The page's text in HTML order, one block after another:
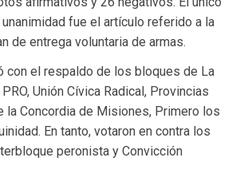
fue el artículo referido a la
de entrega voluntaria de armas.
con el respaldo de los bloques de La
PRO, Unión Cívica Radical , Provincias
la Concordia de Misiones, Primero los
En tanto, votaron en contra los
peronista y Convicción